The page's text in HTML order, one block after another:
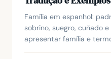
Família em espanhol:
sobrino, suegro, cuñado
apresentar família e